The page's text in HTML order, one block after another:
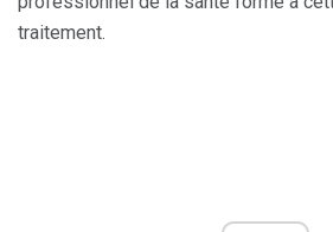
traitement.